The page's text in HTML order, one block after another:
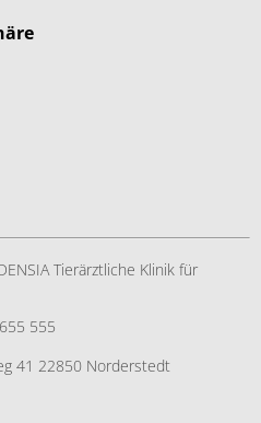
Tierärztliche Klinik für
555
41 22850 Norderstedt